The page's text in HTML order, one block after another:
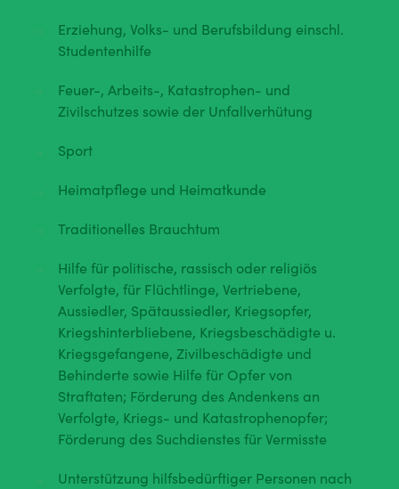
Erziehung, Volks- und Berufsbildung einschl.
Studentenhilfe
Feuer-, Arbeits-, Katastrophen- und
Zivilschutzes sowie der Unfallverhütung
Sport
Heimatpflege und Heimatkunde
Traditionelles Brauchtum
Hilfe für politische, rassisch oder religiös
Verfolgte, für Flüchtlinge, Vertriebene,
Aussiedler, Spätaussiedler, Kriegsopfer,
Kriegshinterbliebene, Kriegsbeschädigte u.
Kriegsgefangene, Zivilbeschädigte und
Behinderte sowie Hilfe für Opfer von
Straftaten; Förderung des Andenkens an
Verfolgte, Kriegs- und Katastrophenopfer;
Förderung des Suchdienstes für Vermisste
Unterstützung hilfsbedürftiger Personen nach